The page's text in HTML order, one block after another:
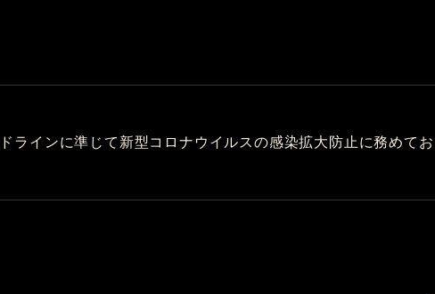
ラインに準じて新型コロナウイルスの感染拡大防止に務めてお